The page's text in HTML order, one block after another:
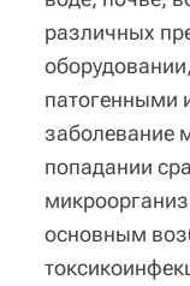
различных
патогенными
заболевание
попадании
основным